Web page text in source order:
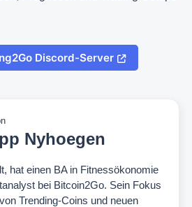
Discord-Server
Nyhoegen
hat einen BA in Fitnessökonomie
bei Bitcoin2Go. Sein Fokus
Trending-Coins und neuen